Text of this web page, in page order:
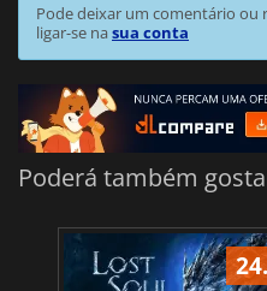
Pode deixar um comentário ou
ligar-se nasua conta
Poderá também